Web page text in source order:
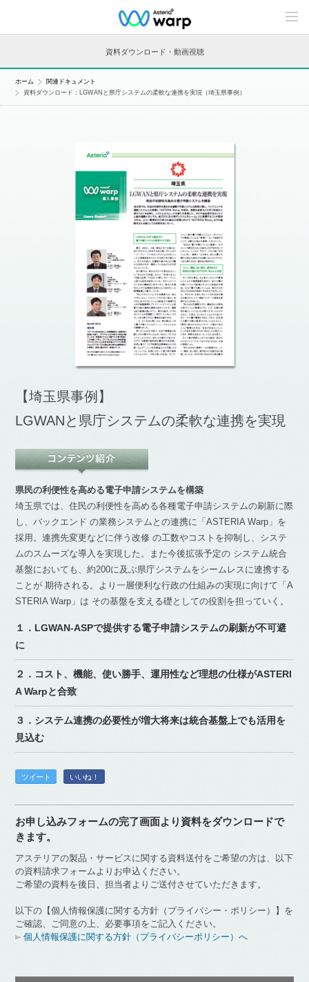
C
n
n
資料ダウンロード・動画視聴
ホーム
関連ドキュメント
資料ダウンロード：LGWANと県庁システムの柔軟な連携を実現（埼玉県事例）
【埼玉県事例】
LGWANと県庁システムの柔軟な連携を実現
県民の利便性を高める電子申請システムを構築
埼玉県では、住民の利便性を高める各種電子申請システムの刷新に際
し、バックエンド の業務システムとの連携に「ASTERIA Warp」を
採用。連携先変更などに伴う改修 の工数やコストを抑制し、システ
ムのスムーズな導入を実現した。また今後拡張予定の システム統合
基盤においても、約200に及ぶ県庁システムをシームレスに連携する
ことが 期待される。より一層便利な行政の仕組みの実現に向けて「A
STERIA Warp」は その基盤を支える礎としての役割を担っていく。
１．LGWAN-ASPで提供する電子申請システムの刷新が不可避
に
２．コスト、機能、使い勝手、運用性など理想の仕様がASTERI
A Warpと合致
３．システム連携の必要性が増大将来は統合基盤上でも活用を
見込む
ツイート いいね！
お申し込みフォームの完了画面より資料をダウンロードで
きます。
アステリアの製品・サービスに関する資料送付をご希望の方は、以下
の資料請求フォームよりお申込ください。
ご希望の資料を後日、担当者よりご送付させていただきます。
以下の【個人情報保護に関する方針（プライバシー・ポリシー）】を
ご確認、ご同意の上、必要事項をご記入ください。
個人情報保護に関する方針（プライバシーポリシー）へ